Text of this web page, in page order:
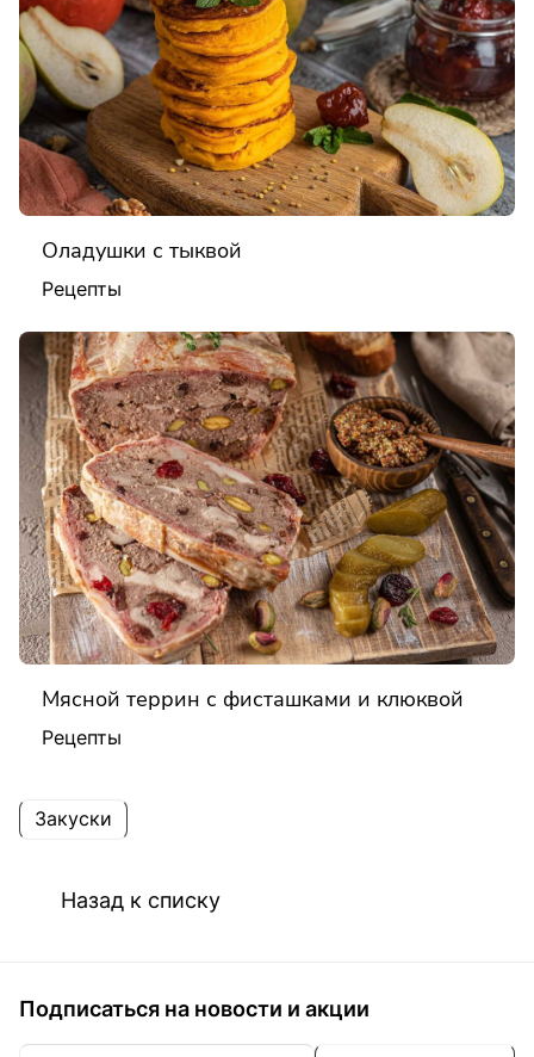
Оладушки с тыквой
Рецепты
Мясной террин с фисташками и клюквой
Рецепты
Закуски
Назад к списку
Подписаться на новости и акции